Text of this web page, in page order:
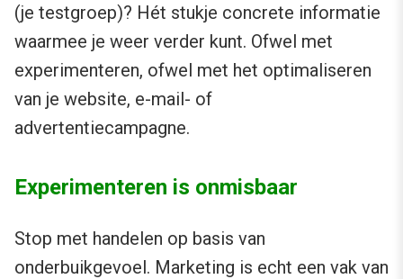
(je testgroep)? Hét stukje concrete informatie
waarmee je weer verder kunt. Ofwel met
experimenteren, ofwel met het optimaliseren
van je website, e-mail- of
advertentiecampagne.
Experimenteren is onmisbaar
Stop met handelen op basis van
onderbuikgevoel. Marketing is echt een vak van